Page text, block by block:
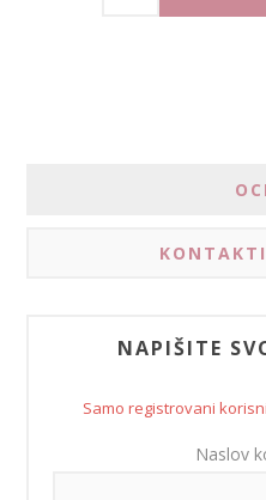
NAPIŠITE
Samo registrovani
Naslov